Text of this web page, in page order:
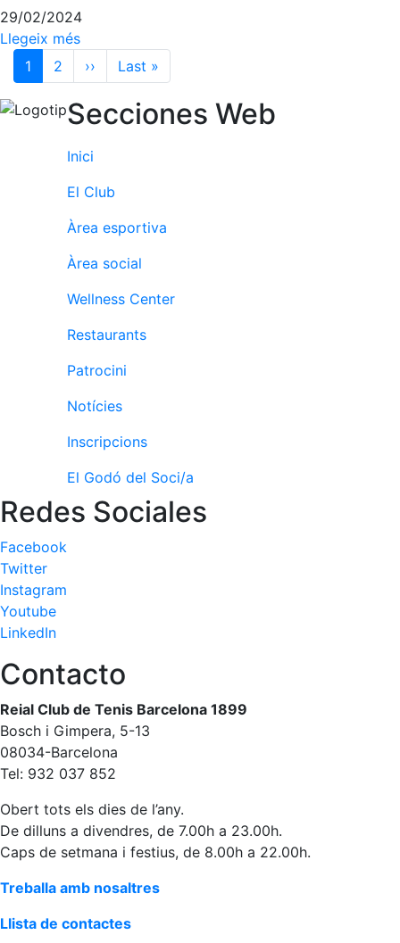
29/02/2024
Llegeix més
Paginació
1 2 ›› Pàgina següent
Last »
Secciones Web
Inici
El Club
Àrea esportiva
Àrea social
Wellness Center
Restaurants
Patrocini
Notícies
Inscripcions
El Godó del Soci/a
Redes Sociales
Facebook
Twitter
Instagram
Youtube
LinkedIn
Contacto
Reial Club de Tenis Barcelona 1899
Bosch i Gimpera, 5-13
08034-Barcelona
Tel: 932 037 852
Obert tots els dies de l’any.
De dilluns a divendres, de 7.00h a 23.00h.
Caps de setmana i festius, de 8.00h a 22.00h.
Treballa amb nosaltres
Llista de contactes